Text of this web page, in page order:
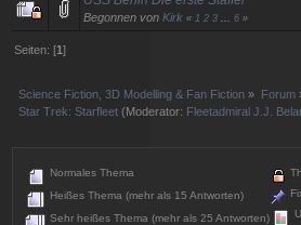
Begonnen vonKirk «1 2 3 ...6 »
Seiten: [1]
Science Fiction, 3D Modelling & Fan Fiction » Forum
Star Trek: Starfleet (Moderator: Fleetadmiral J.J.
Normales Thema
Heißes Thema (mehr als 15 Antworten)
Sehr heißes Thema (mehr als 25 Antworten)